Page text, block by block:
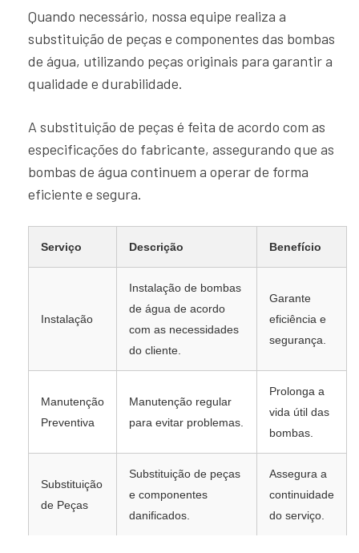
Quando necessário, nossa equipe realiza a
substituição de peças e componentes das bombas
de água, utilizando peças originais para garantir a
qualidade e durabilidade.
A substituição de peças é feita de acordo com as
especificações do fabricante, assegurando que as
bombas de água continuem a operar de forma
eficiente e segura.
Serviço Descrição Benefício
Instalação
Instalação de bombas
de água de acordo
com as necessidades
do cliente.
Garante
eficiência e
segurança.
Manutenção
Preventiva
Manutenção regular
para evitar problemas.
Prolonga a
vida útil das
bombas.
Substituição
de Peças
Substituição de peças
e componentes
danificados.
Assegura a
continuidade
do serviço.